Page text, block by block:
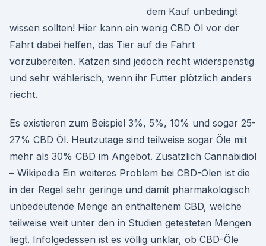
dem Kauf unbedingt
wissen sollten! Hier kann ein wenig CBD Öl vor der
Fahrt dabei helfen, das Tier auf die Fahrt
vorzubereiten. Katzen sind jedoch recht widerspenstig
und sehr wählerisch, wenn ihr Futter plötzlich anders
riecht.
Es existieren zum Beispiel 3%, 5%, 10% und sogar 25-
27% CBD Öl. Heutzutage sind teilweise sogar Öle mit
mehr als 30% CBD im Angebot. Zusätzlich Cannabidiol
– Wikipedia Ein weiteres Problem bei CBD-Ölen ist die
in der Regel sehr geringe und damit pharmakologisch
unbedeutende Menge an enthaltenem CBD, welche
teilweise weit unter den in Studien getesteten Mengen
liegt. Infolgedessen ist es völlig unklar, ob CBD-Öle